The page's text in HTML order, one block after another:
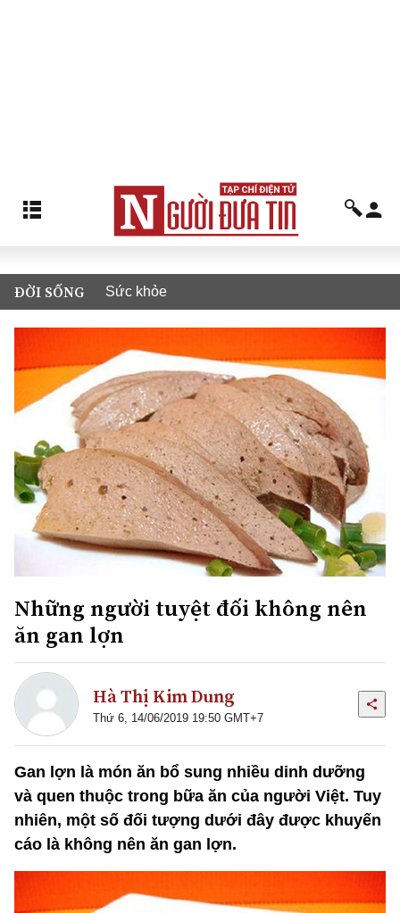
ĐỜI SỐNG Sức khỏe
Những người tuyệt đối không nên
ăn gan lợn
Hà Thị Kim Dung
Thứ 6, 14/06/2019 19:50 GMT+7
Gan lợn là món ăn bổ sung nhiều dinh dưỡng
và quen thuộc trong bữa ăn của người Việt. Tuy
nhiên, một số đối tượng dưới đây được khuyến
cáo là không nên ăn gan lợn.